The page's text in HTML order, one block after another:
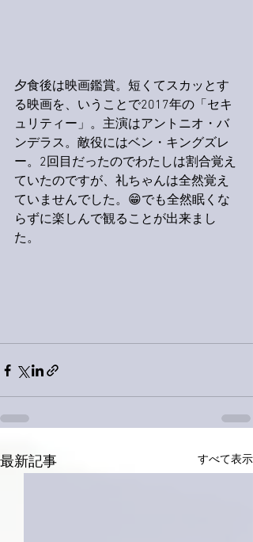
夕食後は映画鑑賞。短くてスカッとす
る映画を、いうことで2017年の「セキ
ュリティー」。主演はアントニオ・バ
ンデラス。敵役にはベン・キングズレ
ー。2回目だったのでわたしは割合覚え
ていたのですが、礼ちゃんは全然覚え
ていませんでした。😁でも全然眠くな
らずに楽しんで観ることが出来まし
た。
最新記事 すべて表示